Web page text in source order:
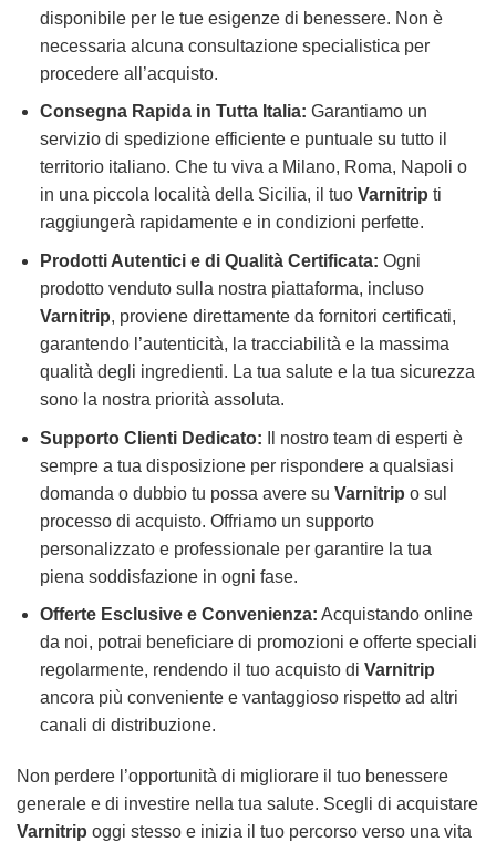
disponibile per le tue esigenze di benessere. Non è
necessaria alcuna consultazione specialistica per
procedere all’acquisto.
Consegna Rapida in Tutta Italia: Garantiamo un
servizio di spedizione efficiente e puntuale su tutto il
territorio italiano. Che tu viva a Milano, Roma, Napoli o
in una piccola località della Sicilia, il tuo Varnitrip ti
raggiungerà rapidamente e in condizioni perfette.
Prodotti Autentici e di Qualità Certificata: Ogni
prodotto venduto sulla nostra piattaforma, incluso
Varnitrip, proviene direttamente da fornitori certificati,
garantendo l’autenticità, la tracciabilità e la massima
qualità degli ingredienti. La tua salute e la tua sicurezza
sono la nostra priorità assoluta.
Supporto Clienti Dedicato: Il nostro team di esperti è
sempre a tua disposizione per rispondere a qualsiasi
domanda o dubbio tu possa avere su Varnitrip o sul
processo di acquisto. Offriamo un supporto
personalizzato e professionale per garantire la tua
piena soddisfazione in ogni fase.
Offerte Esclusive e Convenienza: Acquistando online
da noi, potrai beneficiare di promozioni e offerte speciali
regolarmente, rendendo il tuo acquisto di Varnitrip
ancora più conveniente e vantaggioso rispetto ad altri
canali di distribuzione.
Non perdere l’opportunità di migliorare il tuo benessere
generale e di investire nella tua salute. Scegli di acquistare
Varnitrip oggi stesso e inizia il tuo percorso verso una vita